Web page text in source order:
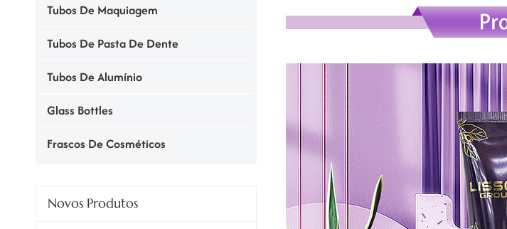
Tubos De Maquiagem
Tubos De Pasta De Dente
Tubos De Alumínio
Glass Bottles
Frascos De Cosméticos
Novos Produtos